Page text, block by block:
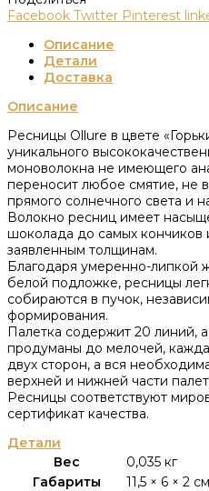
Facebook Twitter Pinterest
Описание
Детали
Доставка
Описание
Ресницы Ollure в цвете
уникального
моноволокна не имеющего
переносит любое смятие, не
прямого солнечного света и
Волокно ресниц имеет
шоколада до самых кончиков
заявленным толщинам.
Благодаря умеренно-липкой
белой подложке, ресницы
собираются в пучок,
формирования.
Палетка содержит 20 линий,
продуманы до мелочей,
двух сторон, а вся
верхней и нижней части
Ресницы соответствуют
сертификат качества.
Детали
Вес
0,035 кг
Габариты
11,5 × 6 × 2 см